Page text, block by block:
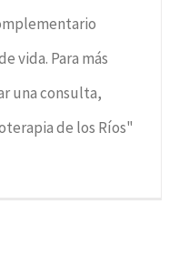
vida. Para más
una consulta,
de los Ríos"